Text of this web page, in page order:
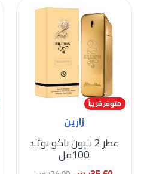
-52 %
متوفر قريباً
زارين
عطر 2 بليون باكو بوتلد
100مل